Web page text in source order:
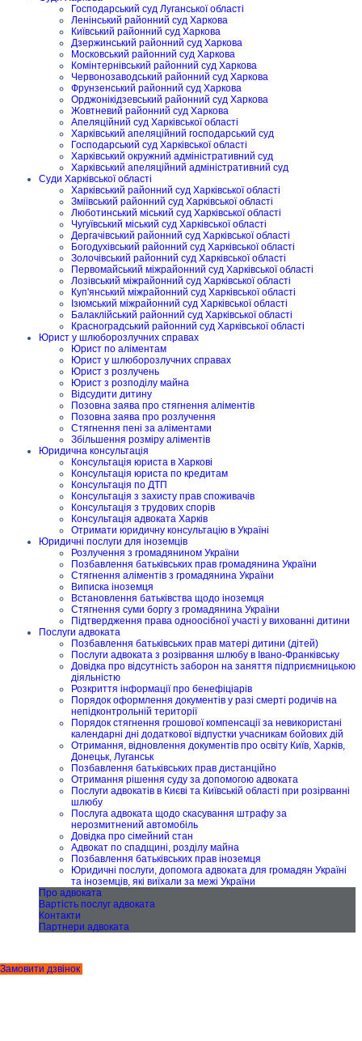
Замовити дзвінок
Господарський суд Луганської області
Ленінський районний суд Харкова
Київський районний суд Харкова
Дзержинський районний суд Харкова
Московський районний суд Харкова
Комінтернівський районний суд Харкова
Червонозаводський районний суд Харкова
Фрунзенський районний суд Харкова
Орджонікідзевський районний суд Харкова
Жовтневий районний суд Харкова
Апеляційний суд Харківської області
Харківський апеляційний господарський суд
Господарський суд Харківської області
Харківський окружний адміністративний суд
Харківський апеляційний адміністративний суд
Суди Харківської області
Харківський районний суд Харківської області
Зміївський районний суд Харківської області
Люботинський міський суд Харківської області
Чугуївський міський суд Харківської області
Дергачівський районний суд Харківської області
Богодухівський районний суд Харківської області
Золочівський районний суд Харківської області
Первомайський міжрайонний суд Харківської області
Лозівський міжрайонний суд Харківської області
Куп'янський міжрайонний суд Харківської області
Ізюмський міжрайонний суд Харківської області
Балаклійський районний суд Харківської області
Красноградський районний суд Харківської області
Юрист у шлюборозлучних справах
Юрист по аліментам
Юрист у шлюборозлучних справах
Юрист з розлучень
Юрист з розподілу майна
Відсудити дитину
Позовна заява про стягнення аліментів
Позовна заява про розлучення
Стягнення пені за аліментами
Збільшення розміру аліментів
Юридична консультація
Консультація юриста в Харкові
Консультація юриста по кредитам
Консультація по ДТП
Консультація з захисту прав споживачів
Консультація з трудових спорів
Консультація адвоката Харків
Отримати юридичну консультацію в Україні
Юридичні послуги для іноземців
Розлучення з громадянином України
Позбавлення батьківських прав громадянина України
Стягнення аліментів з громадянина України
Виписка іноземця
Встановлення батьківства щодо іноземця
Стягнення суми боргу з громадянина України
Підтвердження права одноосібної участі у вихованні дитини
Послуги адвоката
Позбавлення батьківських прав матері дитини (дітей)
Послуги адвоката з розірвання шлюбу в Івано-Франківську
Довідка про відсутність заборон на заняття підприємницькою
діяльністю
Розкриття інформації про бенефіціарів
Порядок оформлення документів у разі смерті родичів на
непідконтрольній території
Порядок стягнення грошової компенсації за невикористані
календарні дні додаткової відпустки учасникам бойових дій
Отримання, відновлення документів про освіту Київ, Харків,
Донецьк, Луганськ
Позбавлення батьківських прав дистанційно
Отримання рішення суду за допомогою адвоката
Послуги адвокатів в Києві та Київській області при розірванні
шлюбу
Послуга адвоката щодо скасування штрафу за
нерозмитнений автомобіль
Довідка про сімейний стан
Адвокат по спадщині, розділу майна
Позбавлення батьківських прав іноземця
Юридичні послуги, допомога адвоката для громадян Україні
та іноземців, які виїхали за межі України
Про адвоката
Вартість послуг адвоката
Контакти
Партнери адвоката